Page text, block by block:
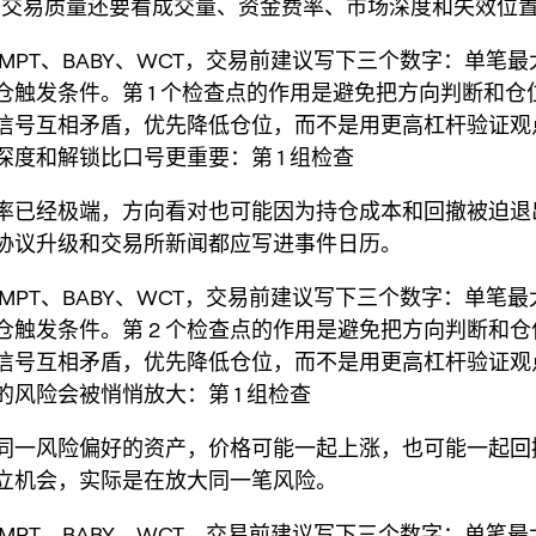
易质量还要看成交量、资金费率、市场深度和失效位
、BABY、WCT，交易前建议写下三个数字：单笔
触发条件。第 1 个检查点的作用是避免把方向判断和仓
号互相矛盾，优先降低仓位，而不是用更高杠杆验证
度和解锁比口号更重要：第 1 组检查
已经极端，方向看对也可能因为持仓成本和回撤被迫
议升级和交易所新闻都应写进事件日历。
、BABY、WCT，交易前建议写下三个数字：单笔
触发条件。第 2 个检查点的作用是避免把方向判断和
号互相矛盾，优先降低仓位，而不是用更高杠杆验证
风险会被悄悄放大：第 1 组检查
一风险偏好的资产，价格可能一起上涨，也可能一起
机会，实际是在放大同一笔风险。